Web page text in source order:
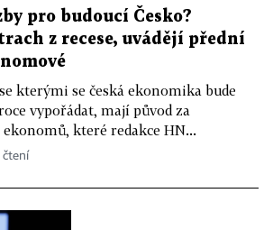
pro budoucí Česko?
z recese, uvádějí přední
kterými se česká ekonomika bude
vypořádat, mají původ za
které redakce HN...
čtení